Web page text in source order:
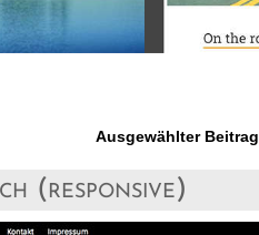
Ausgewählter Beitrag
(responsive)